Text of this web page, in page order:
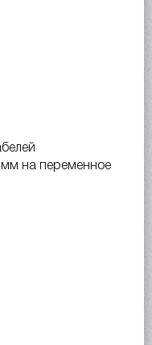
мм на переменное